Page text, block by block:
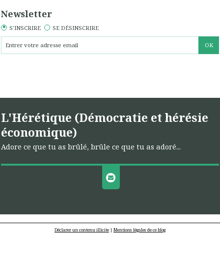
Newsletter
S'INSCRIRE SE DÉSINSCRIRE
L'Hérétique (Démocratie et hérésie
économique)
Adore ce que tu as brûlé, brûle ce que tu as adoré...
Déclarer un contenu illicite | Mentions légales de ce blog